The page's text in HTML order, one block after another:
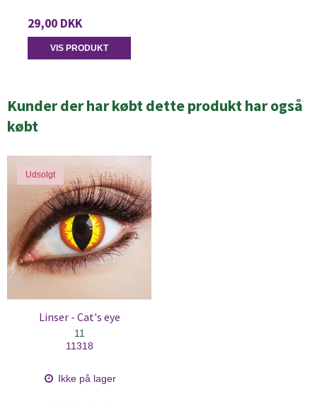
29,00 DKK
VIS PRODUKT
Kunder der har købt dette produkt har også
købt
Udsolgt
Linser - Cat's eye
11
11318
Ikke på lager